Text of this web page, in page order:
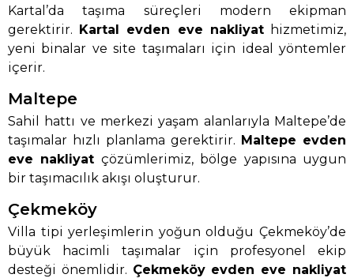
Kartal’da taşıma süreçleri modern ekipman
gerektirir. Kartal evden eve nakliyathizmetimiz,
yeni binalar ve site taşımaları için ideal yöntemler
içerir.
Maltepe
Sahil hattı ve merkezi yaşam alanlarıyla Maltepe’de
taşımalar hızlı planlama gerektirir. Maltepe evden
eve nakliyat çözümlerimiz, bölge yapısına uygun
bir taşımacılık akışı oluşturur.
Çekmeköy
Villa tipi yerleşimlerin yoğun olduğu Çekmeköy’de
büyük hacimli taşımalar için profesyonel ekip
desteği önemlidir. Çekmeköy evden eve nakliyat